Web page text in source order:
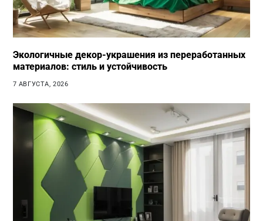
Экологичные декор-украшения из переработанных
материалов: стиль и устойчивость
7 АВГУСТА, 2026